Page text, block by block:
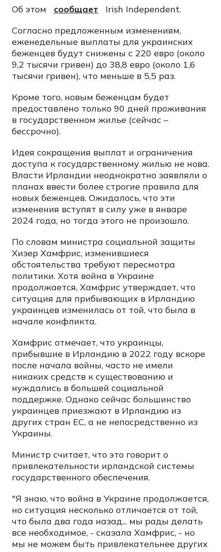
Об этом
сообщает
Irish Independent.
Согласно предложенным изменениям,
еженедельные выплаты для украинских
беженцев будут снижены с 220 евро (около
9,2 тысячи гривен) до 38,8 евро (около 1,6
тысячи гривен), что меньше в 5,5 раз.
Кроме того, новым беженцам будет
предоставлено только 90 дней проживания
в государственном жилье (сейчас –
бессрочно).
Идея сокращения выплат и ограничения
доступа к государственному жилью не нова.
Власти Ирландии неоднократно заявляли о
планах ввести более строгие правила для
новых беженцев. Ожидалось, что эти
изменения вступят в силу уже в январе
2024 года, но тогда этого не произошло.
По словам министра социальной защиты
Хизер Хамфрис, изменившиеся
обстоятельства требуют пересмотра
политики. Хотя война в Украине
продолжается, Хамфрис утверждает, что
ситуация для прибывающих в Ирландию
украинцев изменилась от той, что была в
начале конфликта.
Хамфрис отмечает, что украинцы,
прибывшие в Ирландию в 2022 году вскоре
после начала войны, часто не имели
никаких средств к существованию и
нуждались в большей социальной
поддержке. Однако сейчас большинство
украинцев приезжают в Ирландию из
других стран ЕС, а не непосредственно из
Украины.
Министр считает, что это говорит о
привлекательности ирландской системы
государственного обеспечения.
"Я знаю, что война в Украине продолжается,
но ситуация несколько отличается от той,
что была два года назад... мы рады делать
все необходимое, - сказала Хамфрис, - но
мы не можем быть привлекательнее других